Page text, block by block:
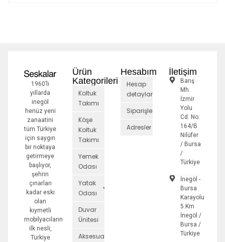
1960’lı
yıllarda
inegöl
henüz yeni
zanaatini
tüm Türkiye
için saygın
bir noktaya
getirmeye
başlıyor,
şehrin
çınarları
kadar eski
olan
kıymetli
mobilyacıların
ilk nesli,
Türkiye
Ürün
Kategorileri
Koltuk
Takımı
Köşe
Koltuk
Takımı
Yemek
Odası
Yatak
Odası
Duvar
Ünitesi
Aksesuarlar
Hesabım
Hesap
detayları
Siparişler
Adresler
İletişim
Barış
Mh.
İzmir
Yolu
Cd. No:
164/B
Nilüfer
/ Bursa
/
Türkiye
İnegöl -
Bursa
Karayolu
5.Km
İnegöl /
Bursa /
Türkiye